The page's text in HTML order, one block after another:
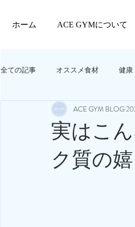
ホーム ACE GYMについて
全ての記事 オススメ食材 健康
教えてACEGYM‼️ 美容
実はこ
ク質の
ACE GYM BLOG